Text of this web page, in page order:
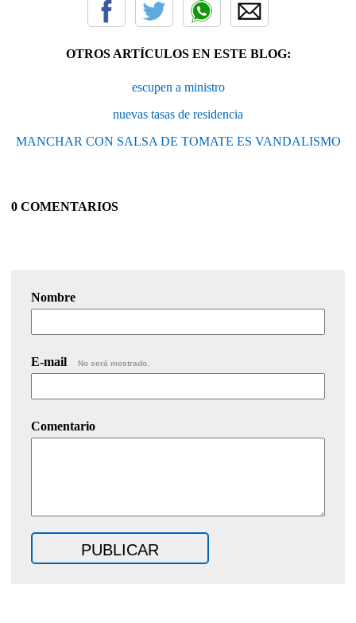
OTROS ARTÍCULOS EN ESTE BLOG:
escupen a ministro
nuevas tasas de residencia
MANCHAR CON SALSA DE TOMATE ES VANDALISMO
0 COMENTARIOS
Nombre
E-mail No será mostrado.
Comentario